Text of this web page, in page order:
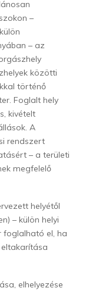
–
– az
közötti
történő
Foglalt hely
kivételt
A
rendszert
– a területi
megfelelő
helyétől
– külön helyi
foglalható el, ha
elhelyezése